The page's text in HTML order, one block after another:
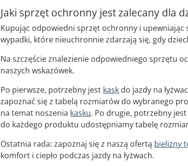
Jaki sprzęt ochronny jest zalecany dla
Kupując odpowiedni sprzęt ochronny i upewniając
wypadki, które nieuchronnie zdarzają się, gdy
Na szczęście znalezienie odpowiedniego sprzętu
naszych wskazówek.
Po pierwsze, potrzebny jest kask do jazdy na
zapoznać się z tabelą rozmiarów do wybranego
na temat noszenia kasku. Po drugie, potrzebny
do każdego produktu udostępniamy tabelę
Ostatnia rada: zapoznaj się z naszą ofertą bielizny
komfort i ciepło podczas jazdy na łyżwach.